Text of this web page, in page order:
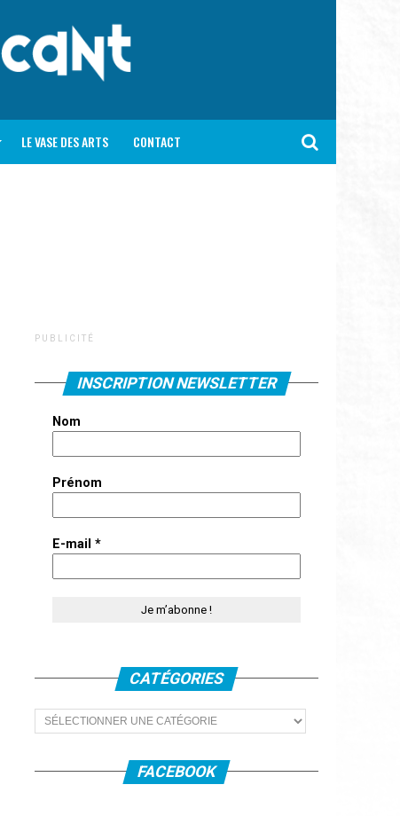
LE VASE DES ARTS CONTACT
P U B L I C I T É
INSCRIPTION NEWSLETTER
Nom
Prénom
E-mail *
CATÉGORIES
Catégories
FACEBOOK